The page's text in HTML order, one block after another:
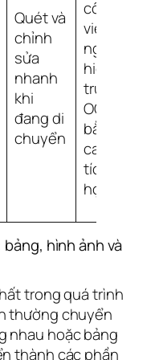
Quét và
chỉnh
sửa
nhanh
khi
đang di
chuyển
công
việc
ngoài
hiện
trường,
OCR
bằng
camera
tích
hợp
hình ảnh và
trong quá trình
thường chuyển
nhau hoặc bảng
thành các phần